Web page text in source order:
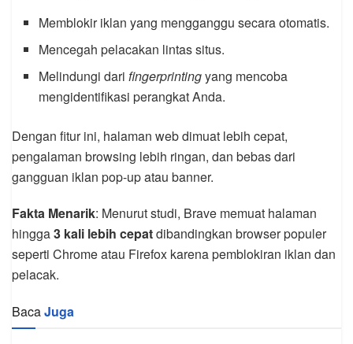
Memblokir iklan yang mengganggu secara otomatis.
Mencegah pelacakan lintas situs.
Melindungi darifingerprintingyang mencoba
mengidentifikasi perangkat Anda.
Dengan fitur ini, halaman web dimuat lebih cepat,
pengalaman browsing lebih ringan, dan bebas dari
gangguan iklan pop-up atau banner.
Fakta Menarik: Menurut studi, Brave memuat halaman
hingga3 kali lebih cepatdibandingkan browser populer
seperti Chrome atau Firefox karena pemblokiran iklan dan
pelacak.
BacaJuga